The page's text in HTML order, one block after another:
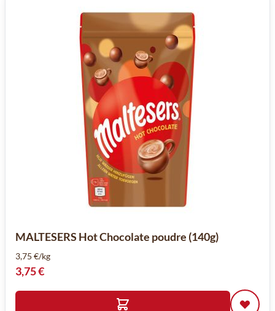
MALTESERS Hot Chocolate poudre (140g)
3,75 €/kg
3,75 €